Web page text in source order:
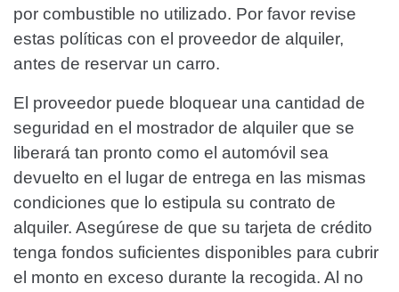
por combustible no utilizado. Por favor revise
estas políticas con el proveedor de alquiler,
antes de reservar un carro.
El proveedor puede bloquear una cantidad de
seguridad en el mostrador de alquiler que se
liberará tan pronto como el automóvil sea
devuelto en el lugar de entrega en las mismas
condiciones que lo estipula su contrato de
alquiler. Asegúrese de que su tarjeta de crédito
tenga fondos suficientes disponibles para cubrir
el monto en exceso durante la recogida. Al no